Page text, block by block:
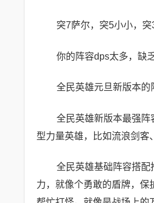
突7萨尔，突5小小，
你的阵容dps太多，缺
全民英雄元旦新版本的
全民英雄新版本最强阵
型力量英雄，比如流浪剑客
全民英雄基础阵容搭
力，就像个勇敢的盾牌，保